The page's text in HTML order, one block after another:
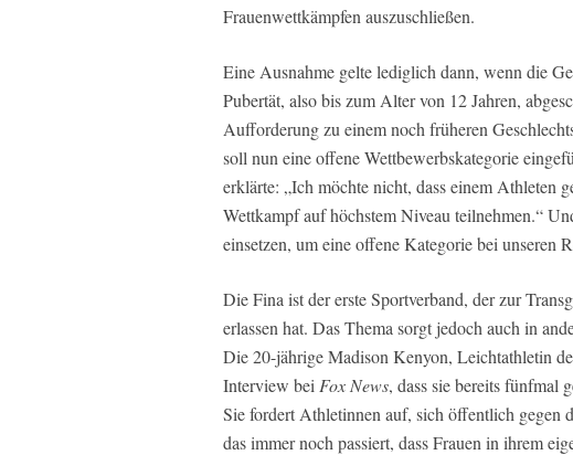
Frauenwettkämpfen auszuschließen.
Eine Ausnahme gelte lediglich dann, wenn die
Pubertät, also bis zum Alter von 12 Jahren,
Aufforderung zu einem noch früheren
soll nun eine offene Wettbewerbskategorie
erklärte: „Ich möchte nicht, dass einem Athleten
Wettkampf auf höchstem Niveau teilnehmen.“
einsetzen, um eine offene Kategorie bei unseren
Die Fina ist der erste Sportverband, der zur
erlassen hat. Das Thema sorgt jedoch auch in
Die 20-jährige Madison Kenyon, Leichtathletin
Interview bei Fox News, dass sie bereits fünfmal
Sie fordert Athletinnen auf, sich öffentlich gegen
das immer noch passiert, dass Frauen in ihrem